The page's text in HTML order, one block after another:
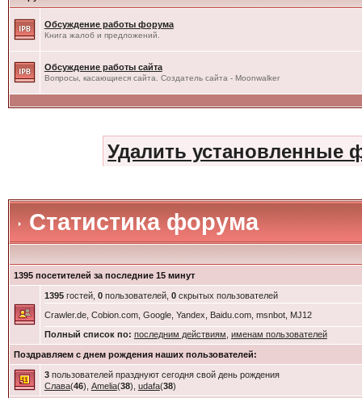
Обсуждение работы форума
Книга жалоб и предложений.
Обсуждение работы сайта
Вопросы, касающиеся сайта. Создатель сайта - Moonwalker
Удалить установленные
Статистика форума
1395 посетителей за последние 15 минут
1395гостей, 0пользователей, 0скрытых пользователей
Crawler.de, Cobion.com, Google, Yandex, Baidu.com, msnbot, MJ12
Полный список по: последним действиям именам пользователей
Поздравляем с днем рождения наших пользователей:
3пользователей празднуют сегодня свой день рождения
Слава(46), Amelia(38), udafa(38)